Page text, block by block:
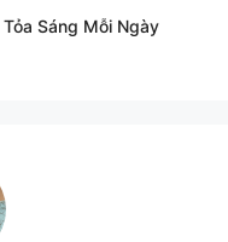
Sáng Mỗi Ngày